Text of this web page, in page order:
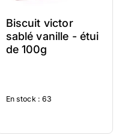
Biscuit victor
sablé vanille - étui
de 100g
En stock : 63